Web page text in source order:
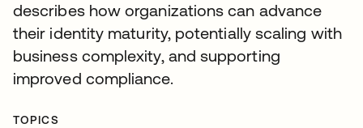
describes how organizations can advance
their identity maturity, potentially scaling with
business complexity, and supporting
improved compliance.
TOPICS